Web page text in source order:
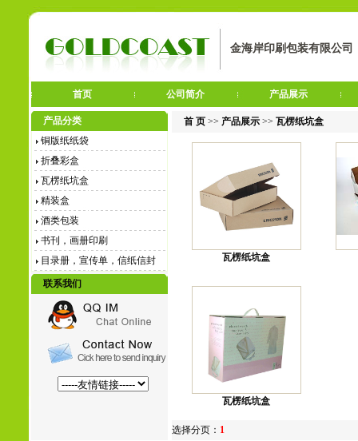
金海岸印刷包装有限公司
首页 公司简介 产品展示
产品分类
铜版纸纸袋
折叠彩盒
瓦楞纸坑盒
精装盒
酒类包装
书刊，画册印刷
目录册，宣传单，信纸信封
联系我们
首 页>> 产品展示>> 瓦楞纸坑盒
瓦楞纸坑盒
瓦楞纸坑盒
选择分页： 1